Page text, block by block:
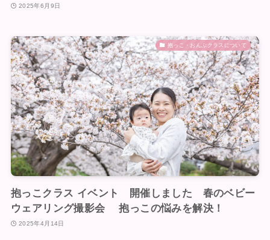
2025年6月9日
抱っこ・おんぶクラスについて
抱っこクラス イベント 開催しました 春のベビー
ウェアリング撮影会 抱っこの悩みを解決！
2025年4月14日